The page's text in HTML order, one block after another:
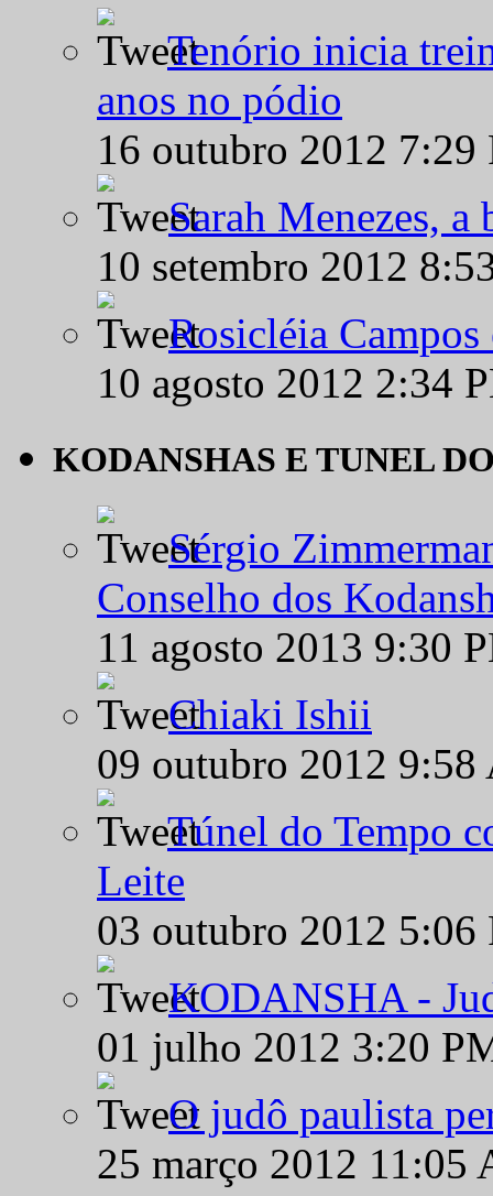
Tenório inicia
anos no pódio
16 outubro 2012
Sarah Menezes,
10 setembro 2012
Rosicléia
10 agosto 2012 2:34
KODANSHAS E TUNEL
Sérgio
Conselho dos
11 agosto 2013 9:30
Chiaki Ishii
09 outubro 2012
Túnel do Tempo
Leite
03 outubro 2012
KODANSHA -
01 julho 2012 3:20
O judô paulista
25 março 2012